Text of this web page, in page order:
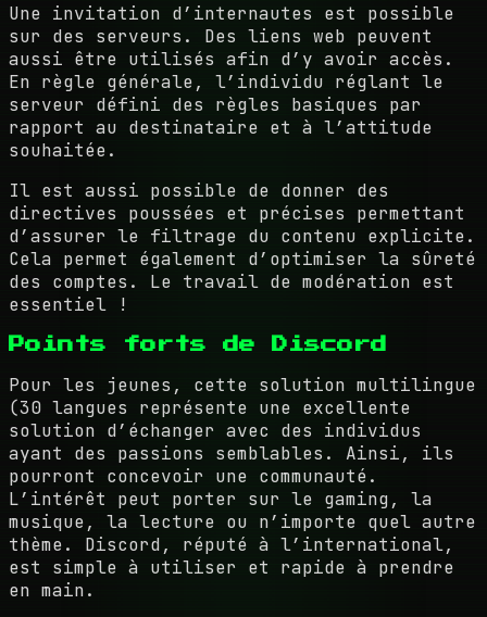
Une invitation d’internautes est possible
sur des serveurs. Des liens web peuvent
aussi être utilisés afin d’y avoir accès.
En règle générale, l’individu réglant le
serveur défini des règles basiques par
rapport au destinataire et à l’attitude
souhaitée.
Il est aussi possible de donner des
directives poussées et précises permettant
d’assurer le filtrage du contenu explicite.
Cela permet également d’optimiser la sûreté
des comptes. Le travail de modération est
essentiel !
Points forts de Discord
Pour les jeunes, cette solution multilingue
(30 langues représente une excellente
solution d’échanger avec des individus
ayant des passions semblables. Ainsi, ils
pourront concevoir une communauté.
L’intérêt peut porter sur le gaming, la
musique, la lecture ou n’importe quel autre
thème. Discord, réputé à l’international,
est simple à utiliser et rapide à prendre
en main.